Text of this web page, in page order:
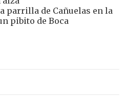
parrilla de Cañuelas en la
pibito de Boca